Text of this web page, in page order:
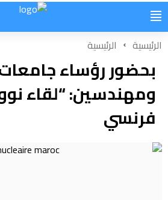
الرئيسية الرئيسية
بحضور رؤساء
ومهندسين: “لقاء
فرنسي